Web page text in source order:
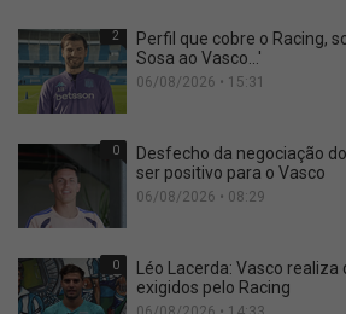
2
Perfil que cobre o Racing,
Sosa ao Vasco...'
06/08/2026 • 15:31
0
Desfecho da negociação
ser positivo para o Vasco
06/08/2026 • 08:29
0
Léo Lacerda: Vasco
exigidos pelo Racing